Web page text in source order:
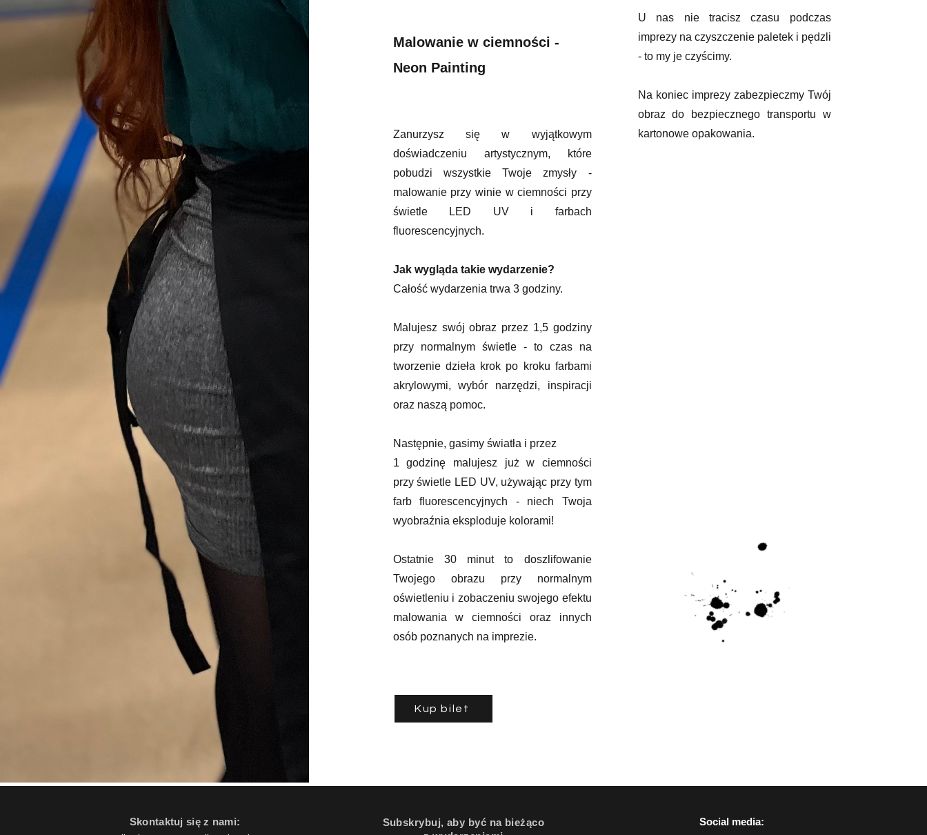
Malowanie w ciemności -
Neon Painting
Zanurzysz się w wyjątkowym
doświadczeniu artystycznym, które
pobudzi wszystkie Twoje zmysły -
malowanie przy winie w ciemności przy
świetle LED UV i farbach
fluorescencyjnych.
Jak wygląda takie wydarzenie?
Całość wydarzenia trwa 3 godziny.
Malujesz swój obraz przez 1,5 godziny
przy normalnym świetle - to czas na
tworzenie dzieła krok po kroku farbami
akrylowymi, wybór narzędzi, inspiracji
oraz naszą pomoc.
Następnie, gasimy światła i przez
1 godzinę malujesz już w ciemności
przy świetle LED UV, używając przy tym
farb fluorescencyjnych - niech Twoja
wyobraźnia eksploduje kolorami!
Ostatnie 30 minut to doszlifowanie
Twojego obrazu przy normalnym
oświetleniu i zobaczeniu swojego efektu
malowania w ciemności oraz innych
osób poznanych na imprezie.
Kup bilet
U nas nie tracisz czasu podczas
imprezy na czyszczenie paletek i pędzli
- to my je czyścimy.
Na koniec imprezy zabezpieczmy Twój
obraz do bezpiecznego transportu w
kartonowe opakowania.
Skontaktuj się z nami:
Subskrybuj, aby być na bieżąco
Social media: